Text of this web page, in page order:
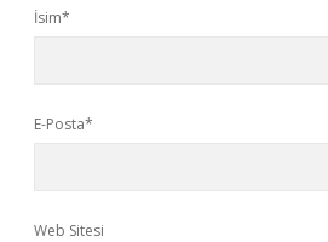
İsim*
E-Posta*
Web Sitesi